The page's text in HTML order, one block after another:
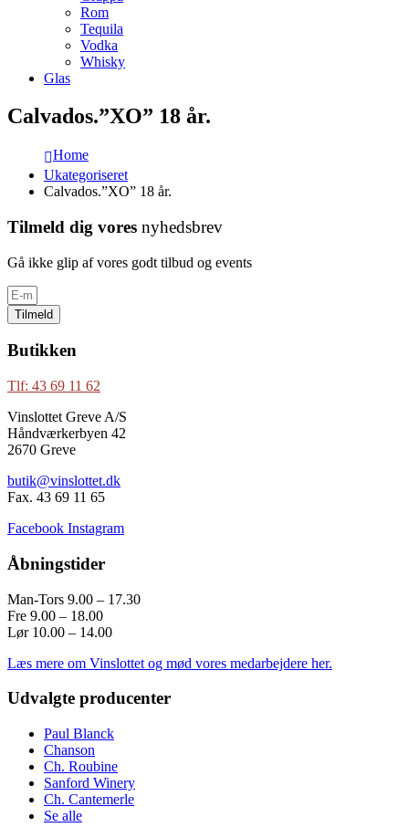
Rom
Tequila
Vodka
Whisky
Glas
Calvados.”XO” 18 år.
Home
Ukategoriseret
Calvados.”XO” 18 år.
Tilmeld dig vores nyhedsbrev
Gå ikke glip af vores godt tilbud og events
Tilmeld
Butikken
Tlf: 43 69 11 62
Vinslottet Greve A/S
Håndværkerbyen 42
2670 Greve
butik@vinslottet.dk
Fax. 43 69 11 65
Facebook Instagram
Åbningstider
Man-Tors 9.00 – 17.30
Fre 9.00 – 18.00
Lør 10.00 – 14.00
Læs mere om Vinslottet og mød vores medarbejdere her.
Udvalgte producenter
Paul Blanck
Chanson
Ch. Roubine
Sanford Winery
Ch. Cantemerle
Se alle